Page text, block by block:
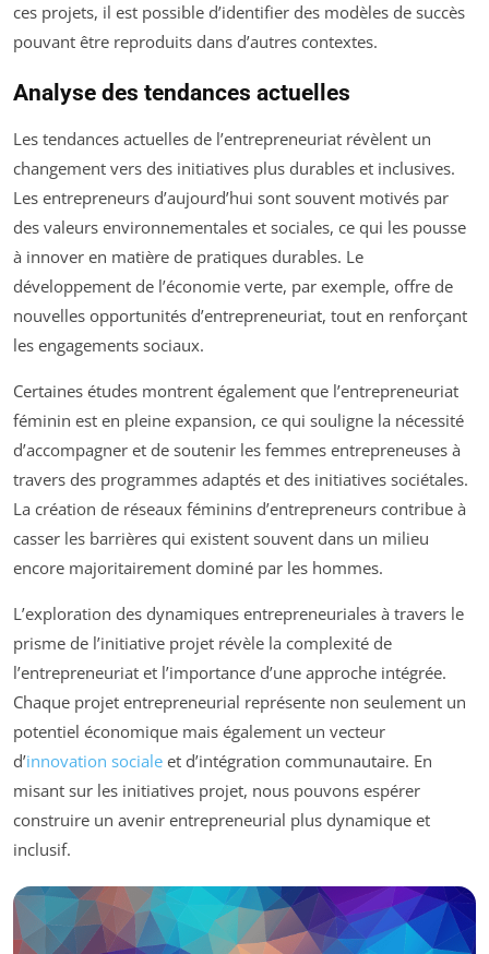
ces projets, il est possible d’identifier des modèles de succès
pouvant être reproduits dans d’autres contextes.
Analyse des tendances actuelles
Les tendances actuelles de l’entrepreneuriat révèlent un
changement vers des initiatives plus durables et inclusives.
Les entrepreneurs d’aujourd’hui sont souvent motivés par
des valeurs environnementales et sociales, ce qui les pousse
à innover en matière de pratiques durables. Le
développement de l’économie verte, par exemple, offre de
nouvelles opportunités d’entrepreneuriat, tout en renforçant
les engagements sociaux.
Certaines études montrent également que l’entrepreneuriat
féminin est en pleine expansion, ce qui souligne la nécessité
d’accompagner et de soutenir les femmes entrepreneuses à
travers des programmes adaptés et des initiatives sociétales.
La création de réseaux féminins d’entrepreneurs contribue à
casser les barrières qui existent souvent dans un milieu
encore majoritairement dominé par les hommes.
L’exploration des dynamiques entrepreneuriales à travers le
prisme de l’initiative projet révèle la complexité de
l’entrepreneuriat et l’importance d’une approche intégrée.
Chaque projet entrepreneurial représente non seulement un
potentiel économique mais également un vecteur
d’innovation sociale et d’intégration communautaire. En
misant sur les initiatives projet, nous pouvons espérer
construire un avenir entrepreneurial plus dynamique et
inclusif.